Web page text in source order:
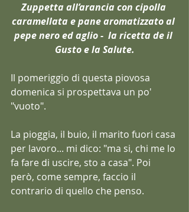
Zuppetta all’arancia con cipolla
caramellata e pane aromatizzato al
pepe nero ed aglio -  la ricetta de il
Gusto e la Salute.
Il pomeriggio di questa piovosa
domenica si prospettava un po'
"vuoto".
La pioggia, il buio, il marito fuori casa
per lavoro... mi dico: "ma si, chi me lo
fa fare di uscire, sto a casa". Poi
però, come sempre, faccio il
contrario di quello che penso.